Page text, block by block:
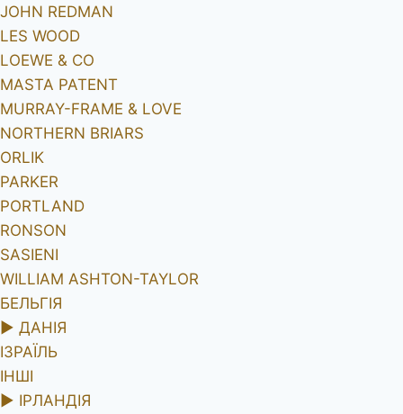
JOHN REDMAN
LES WOOD
LOEWE & CO
MASTA PATENT
MURRAY-FRAME & LOVE
NORTHERN BRIARS
ORLIK
PARKER
PORTLAND
RONSON
SASIENI
WILLIAM ASHTON-TAYLOR
БЕЛЬГІЯ
► ДАНІЯ
ІЗРАЇЛЬ
ІНШІ
► ІРЛАНДІЯ